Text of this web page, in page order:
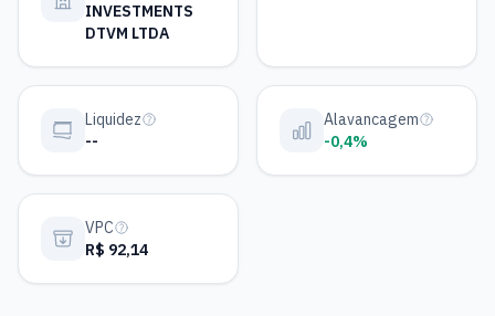
INVESTMENTS
DTVM LTDA
Liquidez
--
Alavancagem
-0,4%
VPC
R$ 92,14